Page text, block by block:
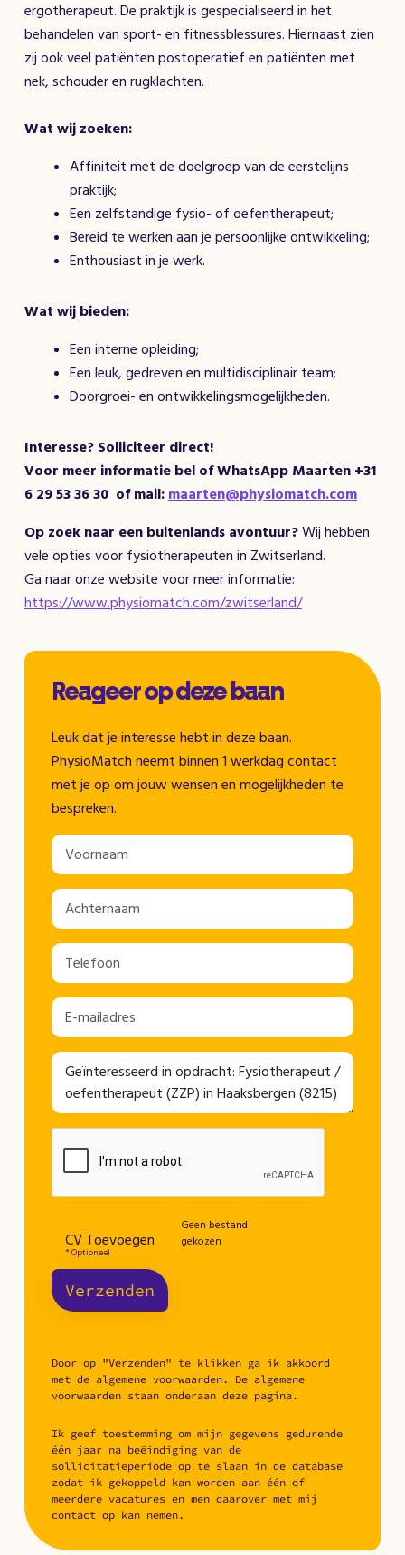
ergotherapeut. De praktijk is gespecialiseerd in het
behandelen van sport- en fitnessblessures. Hiernaast zien
zij ook veel patiënten postoperatief en patiënten met
nek, schouder en rugklachten.
Wat wij zoeken:
Affiniteit met de doelgroep van de eerstelijns
praktijk;
Een zelfstandige fysio- of oefentherapeut;
Bereid te werken aan je persoonlijke ontwikkeling;
Enthousiast in je werk.
Wat wij bieden:
Een interne opleiding;
Een leuk, gedreven en multidisciplinair team;
Doorgroei- en ontwikkelingsmogelijkheden.
Interesse? Solliciteer direct!
Voor meer informatie bel ofWhatsApp Maarten +31
6 29 53 36 30 of mail: maarten@physiomatch.com
Op zoek naar een buitenlands avontuur?Wij hebben
vele opties voor fysiotherapeuten in Zwitserland.
Ga naar onze website voor meer informatie:
https://www.physiomatch.com/zwitserland/
Reageer op deze baan
Leuk dat je interesse hebt in deze baan.
PhysioMatch neemt binnen 1 werkdag contact
met je op om jouw wensen en mogelijkheden te
bespreken.
CV Toevoegen
Geen bestand
gekozen
Verzenden
* Optioneel
Door op "Verzenden" te klikken ga ik akkoord
met de algemene voorwaarden. De algemene
voorwaarden staan onderaan deze pagina.
Ik geef toestemming om mijn gegevens gedurende
één jaar na beëindiging van de
sollicitatieperiode op te slaan in de database
zodat ik gekoppeld kan worden aan één of
meerdere vacatures en men daarover met mij
contact op kan nemen.